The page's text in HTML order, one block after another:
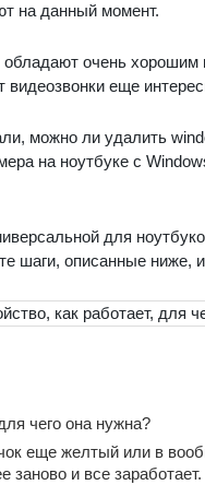
на данный момент.
очень хорошим
еще
можно ли удалить
на ноутбуке с
для
шаги, описанные ниже, и
чего она нужна?
еще желтый или в
заново и все